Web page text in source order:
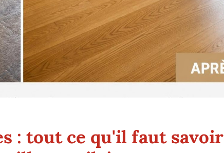
: tout ce qu'il faut savoir